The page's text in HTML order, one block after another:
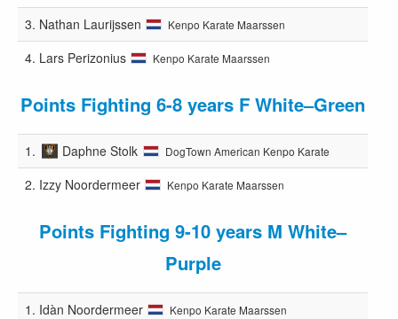
3. Nathan Laurijssen Kenpo Karate Maarssen
4. Lars Perizonius Kenpo Karate Maarssen
Points Fighting 6-8 years F White–Green
1. Daphne Stolk DogTown American Kenpo Karate
2. Izzy Noordermeer Kenpo Karate Maarssen
Points Fighting 9-10 years M White–
Purple
1. Idàn Noordermeer Kenpo Karate Maarssen